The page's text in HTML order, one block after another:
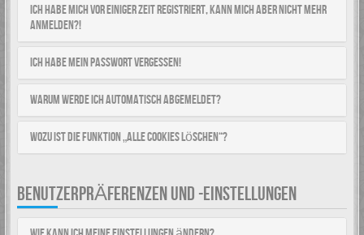
Ich habe mich vor einiger Zeit registriert, kann mich aber nicht mehr
anmelden?!
Ich habe mein Passwort vergessen!
Warum werde ich automatisch abgemeldet?
Wozu ist die Funktion „Alle Cookies löschen“?
BENUTZERPRÄFERENZEN UND -EINSTELLUNGEN